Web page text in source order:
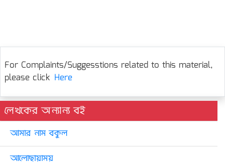
For Complaints/Suggesstions related to this material,
please click Here
লেখকের অন্যান্য বই
আমার নাম বকুল
আলোছায়াময়